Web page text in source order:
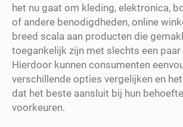
het nu gaat om kleding, elektronica,
of andere benodigdheden, online
breed scala aan producten die
toegankelijk zijn met slechts een paar
Hierdoor kunnen consumenten
verschillende opties vergelijken en
dat het beste aansluit bij hun
voorkeuren.